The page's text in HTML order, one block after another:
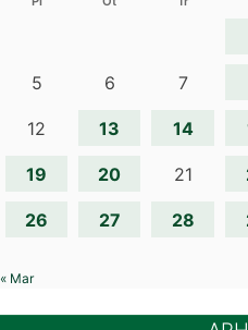
5 6 7
12 13 14
19 20 21
26 27 28
« Mar